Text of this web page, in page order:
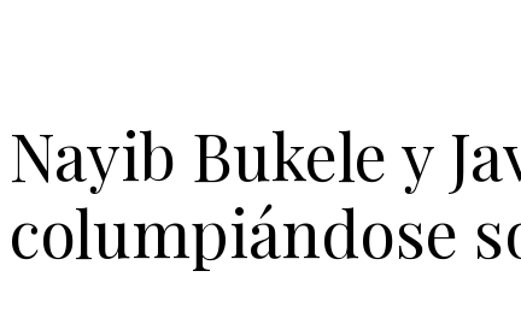
Nayib Bukele y
columpiándose